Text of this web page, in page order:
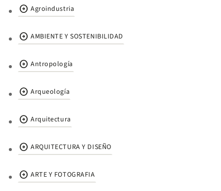
arrow_circle_right Agroindustria
arrow_circle_right AMBIENTE Y SOSTENIBILIDAD
arrow_circle_right Antropología
arrow_circle_right Arqueología
arrow_circle_right Arquitectura
arrow_circle_right ARQUITECTURA Y DISEÑO
arrow_circle_right ARTE Y FOTOGRAFIA